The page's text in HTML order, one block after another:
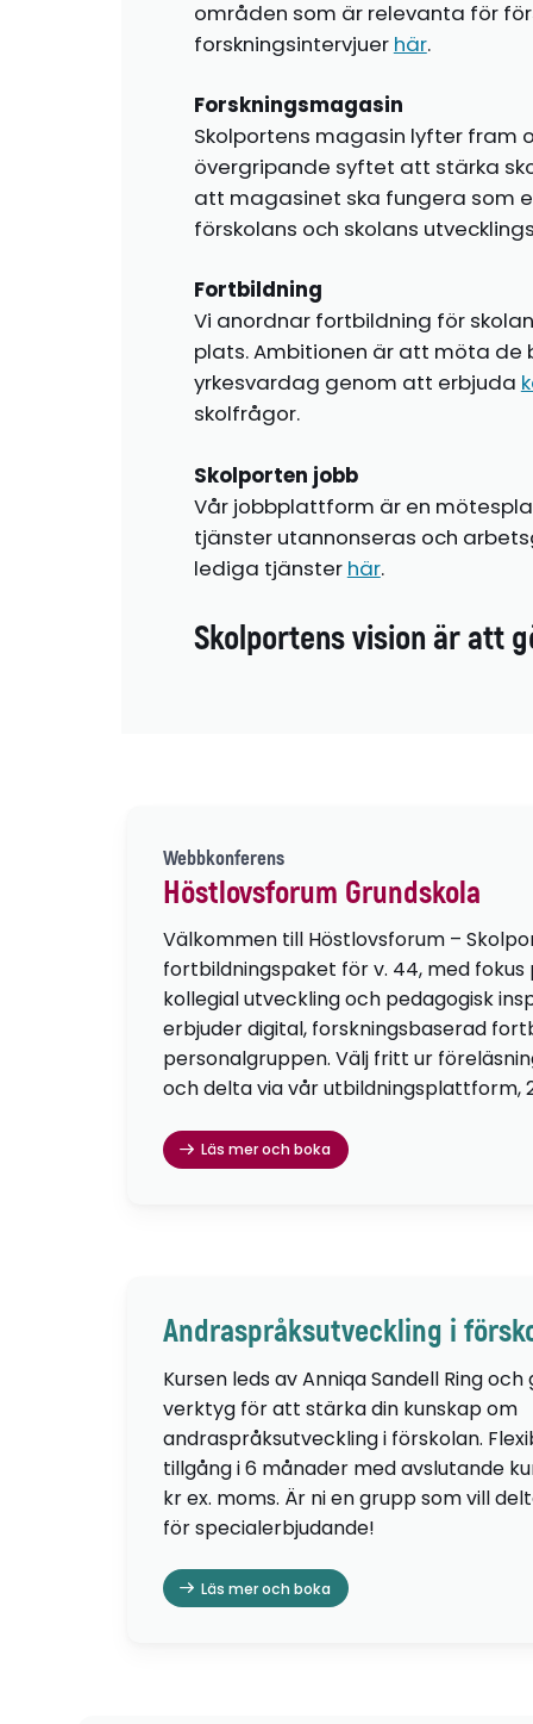
områden som är relevanta för
forskningsintervjuer här.
Forskningsmagasin
Skolportens magasin lyfter fram
övergripande syftet att stärka
att magasinet ska fungera som
förskolans och skolans
Fortbildning
Vi anordnar fortbildning för
plats. Ambitionen är att möta de
yrkesvardag genom att erbjuda
skolfrågor.
Skolporten jobb
Vår jobbplattform är en
tjänster utannonseras och
lediga tjänster här.
Skolportens vision är att
Webbkonferens
Höstlovsforum Grundskola
Välkommen till Höstlovsforum –
fortbildningspaket för v. 44, med fokus
kollegial utveckling och pedagogisk
erbjuder digital, forskningsbaserad
personalgruppen. Välj fritt ur
och delta via vår utbildningsplattform,
Läs mer och boka
Andraspråksutveckling i
Kursen leds av Anniqa Sandell Ring
verktyg för att stärka din kunskap om
andraspråksutveckling i förskolan.
tillgång i 6 månader med avslutande
kr ex. moms. Är ni en grupp som vill
för specialerbjudande!
Läs mer och boka